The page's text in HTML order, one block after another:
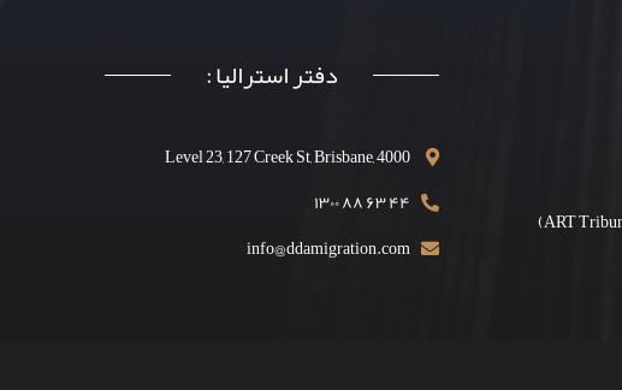
دفتر استرالیا :
Level 23, 127 Creek St, Brisbane, 4000
۴۴ ۶۳ ۸۸ ۱۳۰۰
info@ddamigration.com